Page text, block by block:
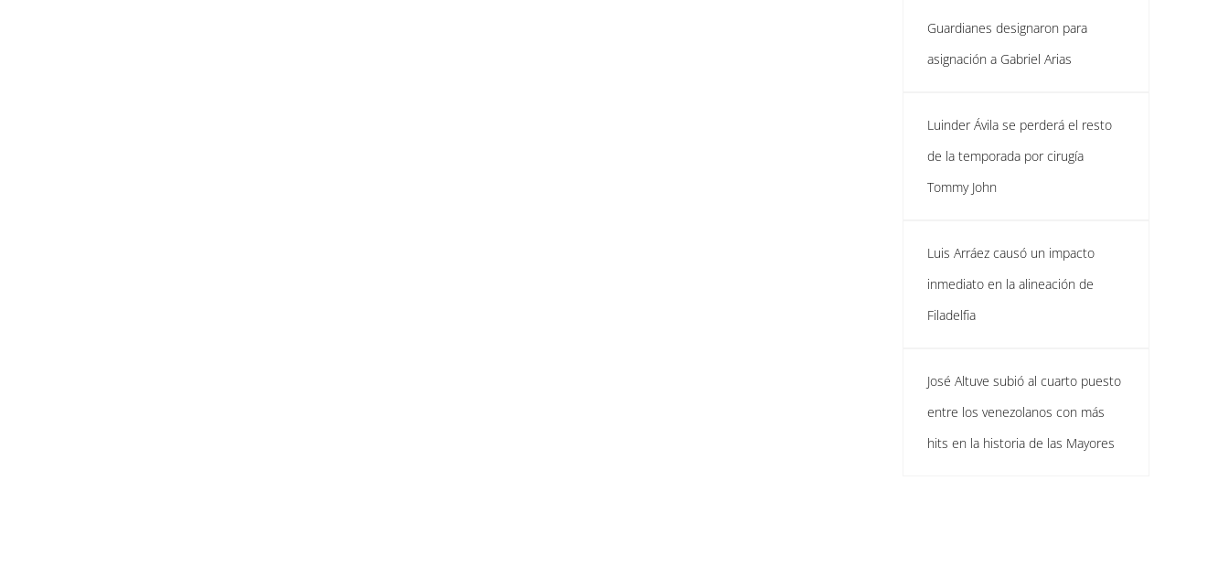
Guardianes designaron para
asignación a Gabriel Arias
Luinder Ávila se perderá el resto
de la temporada por cirugía
Tommy John
Luis Arráez causó un impacto
inmediato en la alineación de
Filadelfia
José Altuve subió al cuarto puesto
entre los venezolanos con más
hits en la historia de las Mayores